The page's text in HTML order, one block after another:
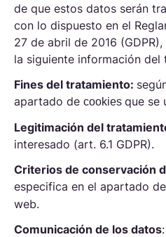
de que estos datos serán
con lo dispuesto en el
27 de abril de 2016
la siguiente información del
Fines del tratamiento:
apartado de cookies que se
Legitimación del
interesado (art. 6.1 GDPR).
Criterios de conservación
especifica en el apartado de
web.
Comunicación de los datos